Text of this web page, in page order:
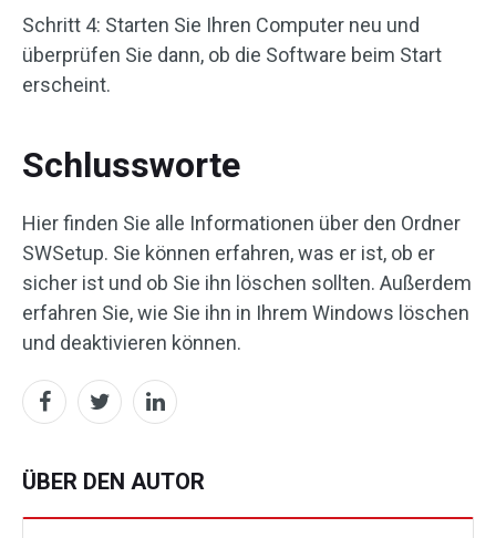
Schritt 4: Starten Sie Ihren Computer neu und
überprüfen Sie dann, ob die Software beim Start
erscheint.
Schlussworte
Hier finden Sie alle Informationen über den Ordner
SWSetup. Sie können erfahren, was er ist, ob er
sicher ist und ob Sie ihn löschen sollten. Außerdem
erfahren Sie, wie Sie ihn in Ihrem Windows löschen
und deaktivieren können.
ÜBER DEN AUTOR